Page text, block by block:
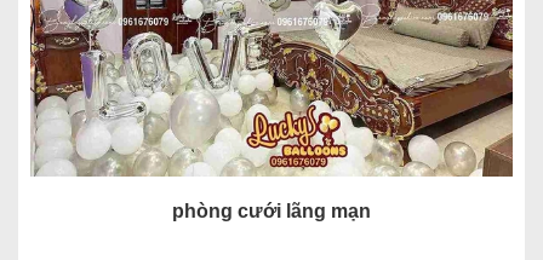
phòng cưới lãng mạn